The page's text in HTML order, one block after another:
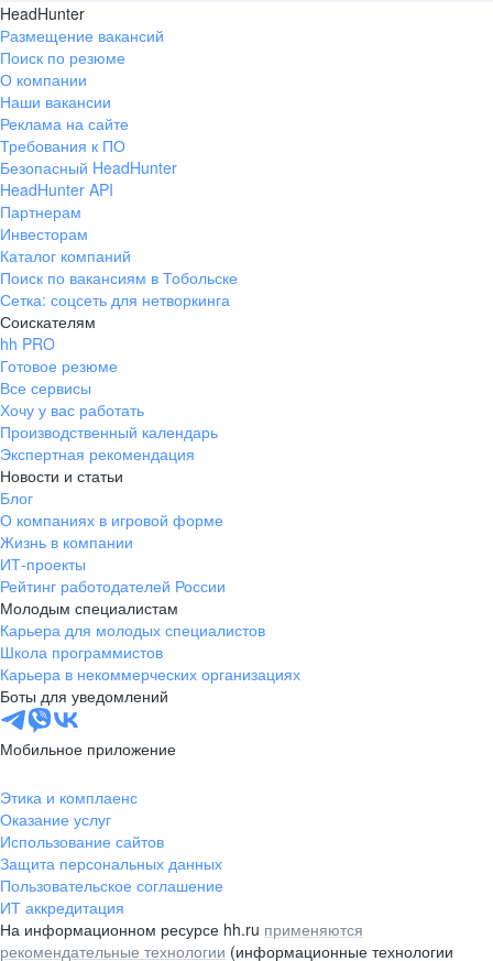
HeadHunter
Размещение вакансий
Поиск по резюме
О компании
Наши вакансии
Реклама на сайте
Требования к ПО
Безопасный HeadHunter
HeadHunter API
Партнерам
Инвесторам
Каталог компаний
Поиск по вакансиям в Тобольске
Сетка: соцсеть для нетворкинга
Соискателям
hh PRO
Готовое резюме
Все сервисы
Хочу у вас работать
Производственный календарь
Экспертная рекомендация
Новости и статьи
Блог
О компаниях в игровой форме
Жизнь в компании
ИТ-проекты
Рейтинг работодателей России
Молодым специалистам
Карьера для молодых специалистов
Школа программистов
Карьера в некоммерческих организациях
Боты для уведомлений
Мобильное приложение
Этика и комплаенс
Оказание услуг
Использование сайтов
Защита персональных данных
Пользовательское соглашение
ИТ аккредитация
На информационном ресурсе hh.ru применяются
рекомендательные технологии (информационные технологии